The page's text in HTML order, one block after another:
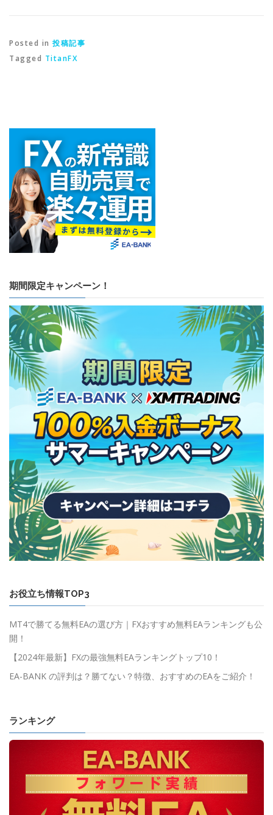
Posted in 投稿記事
Tagged TitanFX
期間限定キャンペーン！
お役立ち情報TOP3
MT4で勝てる無料EAの選び方｜FXおすすめ無料EAランキングも公
開！
【2024年最新】FXの最強無料EAランキングトップ10！
EA-BANK の評判は？勝てない？特徴、おすすめのEAをご紹介！
ランキング